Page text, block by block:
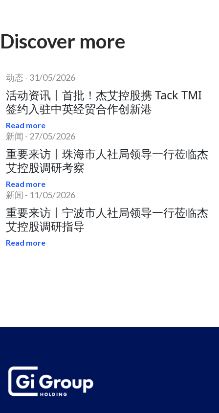
Discover more
动态 - 31/05/2026
活动资讯丨首批！杰艾控股携 Tack TMI
签约入驻中英经贸合作创新港
Read more
新闻 - 27/05/2026
重要来访丨珠海市人社局领导一行莅临杰
艾控股调研考察
Read more
新闻 - 11/05/2026
重要来访丨宁波市人社局领导一行莅临杰
艾控股调研指导
Read more